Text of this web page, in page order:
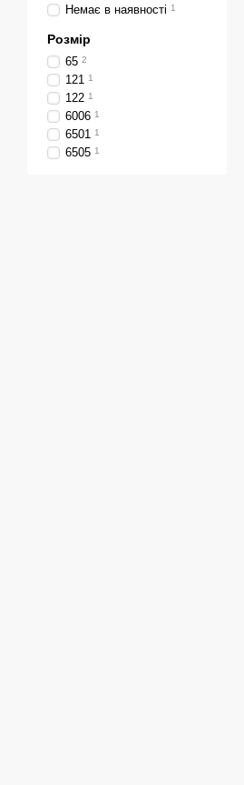
Немає в наявності 1
Розмір
65 2
121 1
122 1
6006 1
6501 1
6505 1